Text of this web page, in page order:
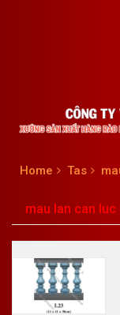
Home Tas
mau lan can luc